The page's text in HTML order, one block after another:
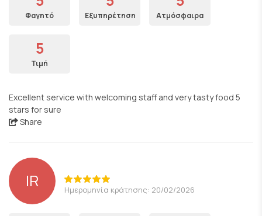
Φαγητό Εξυπηρέτηση Ατμόσφαιρα
5
Τιμή
Excellent service with welcoming staff and very tasty food 5
stars for sure
Share
IR Ημερομηνία κράτησης: 20/02/2026